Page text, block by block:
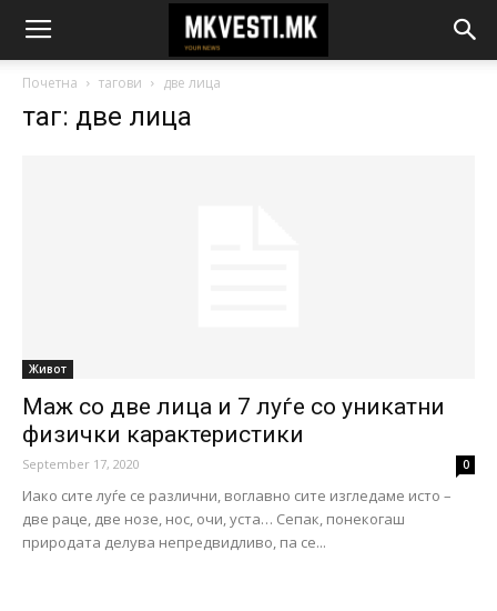
Почетна тагови две лица
таг: две лица
Живот
Маж со две лица и 7 луѓе со уникатни
физички карактеристики
September 17, 2020 0
Иако сите луѓе се различни, воглавно сите изгледаме исто –
две раце, две нозе, нос, очи, уста… Сепак, понекогаш
природата делува непредвидливо, па се...